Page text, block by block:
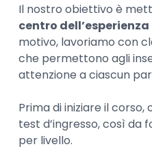
Il nostro obiettivo è
centro
motivo, lavoriamo con
che permettono agli
attenzione a ciascun
Prima di iniziare il
test d’ingresso, così da
per livello.